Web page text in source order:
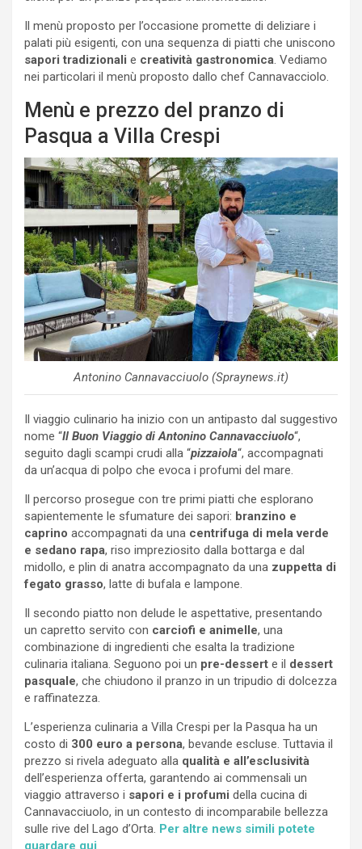
Il menù proposto per l’occasione promette di deliziare i
palati più esigenti, con una sequenza di piatti che uniscono
sapori tradizionali e creatività gastronomica. Vediamo
nei particolari il menù proposto dallo chef Cannavacciolo.
Menù e prezzo del pranzo di
Pasqua a Villa Crespi
Antonino Cannavacciuolo (Spraynews.it)
Il viaggio culinario ha inizio con un antipasto dal suggestivo
nome “Il Buon Viaggio di Antonino Cannavacciuolo“,
seguito dagli scampi crudi alla “pizzaiola“, accompagnati
da un’acqua di polpo che evoca i profumi del mare.
Il percorso prosegue con tre primi piatti che esplorano
sapientemente le sfumature dei sapori: branzino e
caprino accompagnati da una centrifuga di mela verde
e sedano rapa, riso impreziosito dalla bottarga e dal
midollo, e plin di anatra accompagnato da una zuppetta di
fegato grasso, latte di bufala e lampone.
Il secondo piatto non delude le aspettative, presentando
un capretto servito con carciofi e animelle, una
combinazione di ingredienti che esalta la tradizione
culinaria italiana. Seguono poi un pre-dessert e il dessert
pasquale, che chiudono il pranzo in un tripudio di dolcezza
e raffinatezza.
L’esperienza culinaria a Villa Crespi per la Pasqua ha un
costo di 300 euro a persona, bevande escluse. Tuttavia il
prezzo si rivela adeguato alla qualità e all’esclusività
dell’esperienza offerta, garantendo ai commensali un
viaggio attraverso i sapori e i profumi della cucina di
Cannavacciuolo, in un contesto di incomparabile bellezza
sulle rive del Lago d’Orta. Per altre news simili potete
guardare qui